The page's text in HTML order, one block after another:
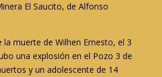
El Saucito, de Alfonso
muerte de Wilhen Ernesto, el 3
una explosión en el Pozo 3 de
y un adolescente de 14